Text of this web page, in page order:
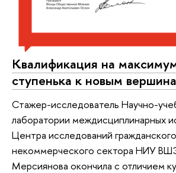
Квалификация на
ступенька к новым
Стажер-исследователь Научно-
лаборатории междисциплинарных
Центра исследований
некоммерческого сектора НИУ
Мерсиянова окончила с отличием